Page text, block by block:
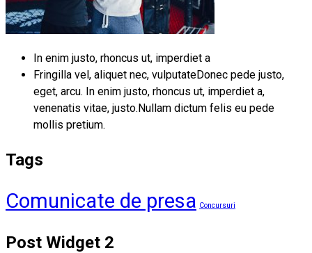
In enim justo, rhoncus ut, imperdiet a
Fringilla vel, aliquet nec, vulputateDonec pede justo,
eget, arcu. In enim justo, rhoncus ut, imperdiet a,
venenatis vitae, justo.Nullam dictum felis eu pede
mollis pretium.
Tags
Comunicate de presa Concursuri
Post Widget 2